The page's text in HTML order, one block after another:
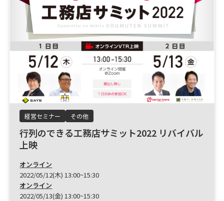
経営セミナー その他
行列のできる工務店サミット2022 リバイバル
上映
オンライン
2022/05/12(木) 13:00~15:30
オンライン
2022/05/13(金) 13:00~15:30